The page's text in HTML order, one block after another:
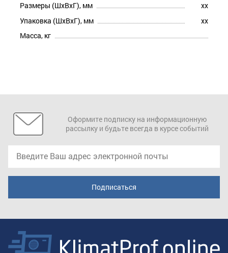
Размеры (ШхВхГ), мм
xx
Упаковка (ШхВхГ), мм
xx
Масса, кг
Оформите подписку на информационную
рассылку и будьте всегда в курсе событий